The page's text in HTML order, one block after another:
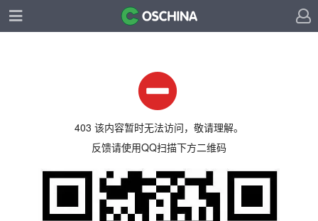
403 该内容暂时无法访问，敬请理解。
反馈请使用QQ扫描下方二维码